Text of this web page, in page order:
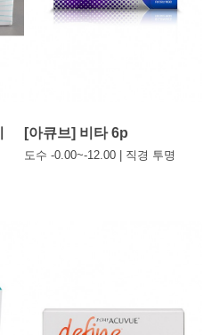
[아큐브] 비타 6p
도수 -0.00~-12.00 | 직경 투명